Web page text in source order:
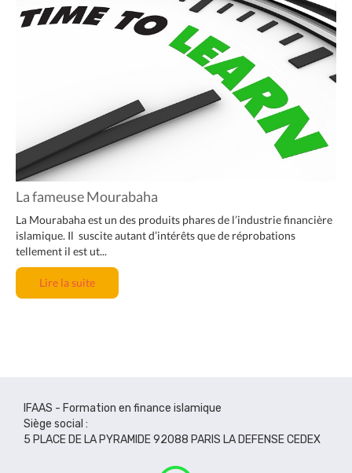
La fameuse Mourabaha
La Mourabaha est un des produits phares de l’industrie financière
islamique. Il suscite autant d’intérêts que de réprobations
tellement il est ut...
Lire la suite
IFAAS - Formation en finance islamique
Siège social :
5 PLACE DE LA PYRAMIDE 92088 PARIS LA DEFENSE CEDEX